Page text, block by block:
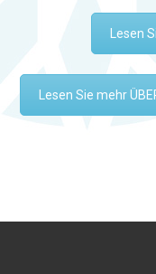
Lesen
Lesen Sie mehr